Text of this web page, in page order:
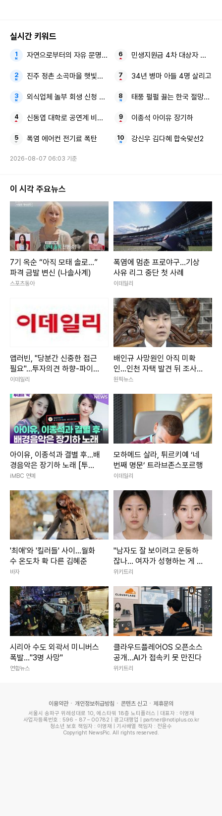
실시간 키워드
자연으로부터의 자유 문명이 부른 지구의 위기
진주 정촌 소곡마을 햇빛소득마을
외식업체 놀부 회생 신청 尹 전 대통령 전속사진가
신동엽 대학로 공연계 비하 논란
폭염 에어컨 전기료 폭탄
민생지원금 4차 대상자 전국
34년 병마 아들 4명 살리고
태풍 펄펄 끓는 한국 절망적인
이종석 아이유 장기하
강신우 김다혜 합숙맞선2
2026-08-07 06:03 기준
이 시각 주요뉴스
7기 옥순 “아직 모태 솔로…”
파격 금발 변신 (나솔사계)
스포츠동아
폭염에 멈춘 프로야구…기상
사유 리그 중단 첫 사례
이데일리
앱러빈, "당분간 신중한 접근
필요"...투자의견 하향-파이퍼
샌들러
이데일리
배인규 사망원인 아직 미확
인...인천 자택 발견 뒤 조사
진행
원픽뉴스
아이유, 이종석과 결별 후…배
경음악은 장기하 노래 [투데
이픽]
iMBC 연예
모하메드 살라, 튀르키예 ‘네
번째 명문’ 트라브존스포르행
이데일리
'최애'와 '킬러들' 사이...월화
수 온도차 확 다른 김혜준
바자
"남자도 잘 보이려고 운동하
잖나... 여자가 성형하는 게 대
체 왜 문제냐"
위키트리
시리아 수도 외곽서 미니버스
폭발…"3명 사망"
연합뉴스
클라우드플레어OS 오픈소스
공개…AI가 접속키 못 만진다
위키트리
이용약관 개인정보취급방침 콘텐츠 신고 제휴문의
서울시 송파구 위례성대로 10, 에스타워 18층 노티플러스 | 대표자 : 이영재
사업자등록번호 : 596 - 87 – 00782 | 광고대행업 | partner@notiplus.co.kr
청소년 보호 책임자 : 이영재 | 기사배열 책임자 : 전윤수
Copyright NewsPic. All rights reserved.